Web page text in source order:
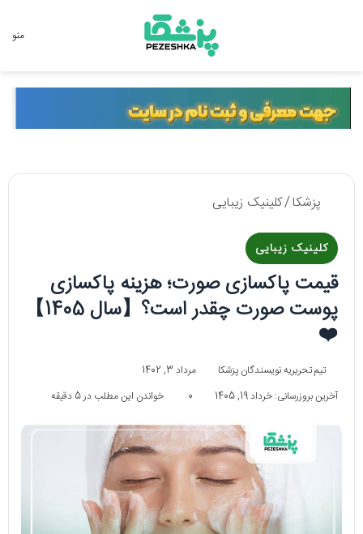
منو
پزشکا/کلینیک زیبایی
کلینیک زیبایی
قیمت پاکسازی صورت؛ هزینه پاکسازی
پوست صورت چقدر است؟【سال 1405】
❤️
تیم تحریریه نویسندگان پزشکا
مرداد 3, 1402
آخرین بروزرسانی: خرداد 19, 1405
0 خواندن این مطلب در 5 دقیقه